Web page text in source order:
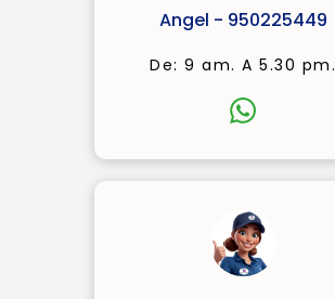
Angel - 950225449
De: 9 am. A 5.30 pm.